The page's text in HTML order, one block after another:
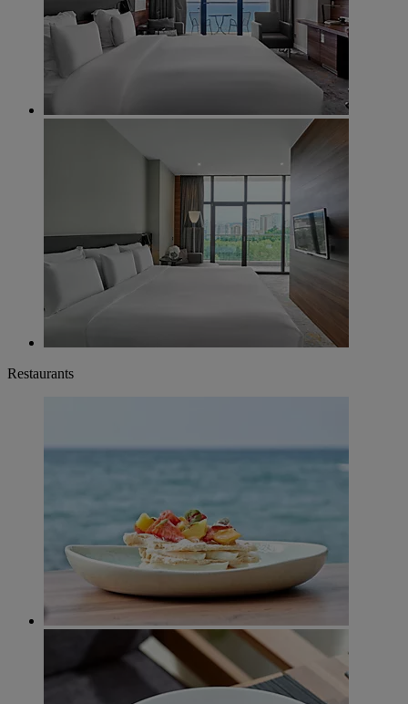
Restaurants